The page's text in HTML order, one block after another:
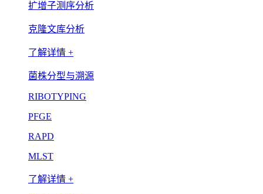
扩增子测序分析
克隆文库分析
了解详情 +
菌株分型与溯源
RIBOTYPING
PFGE
RAPD
MLST
了解详情 +